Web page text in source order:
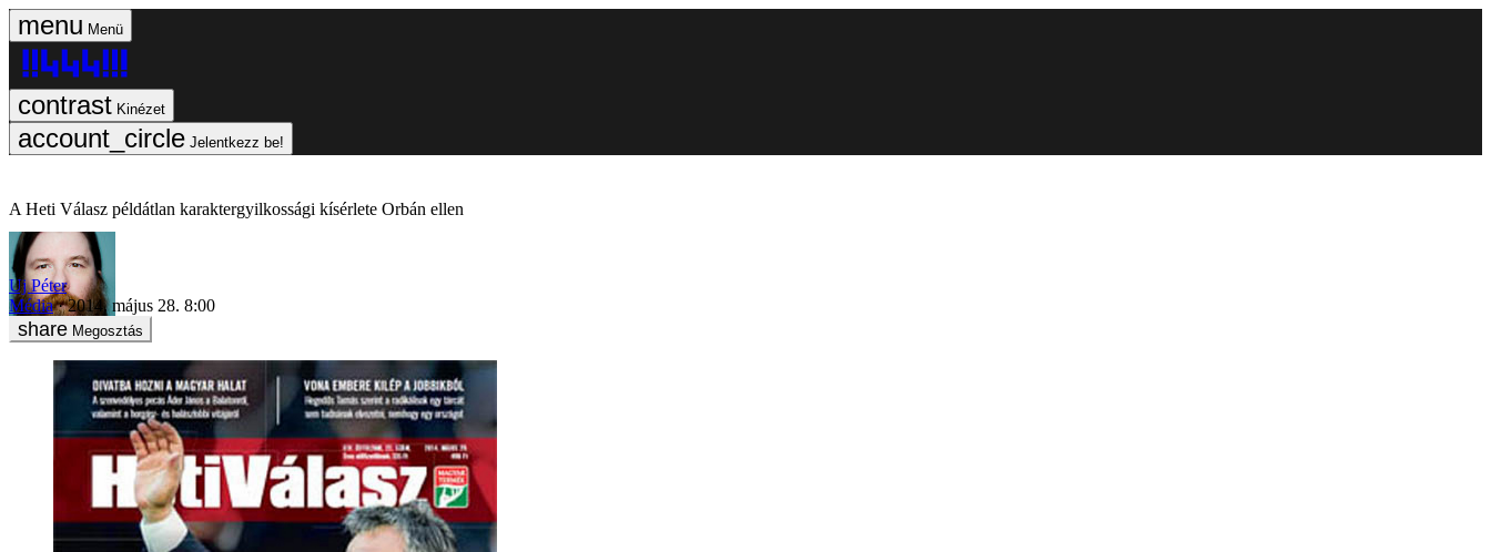
Menü
Kinézet
Jelentkezz be!
A Heti Válasz példátlan karaktergyilkossági kísérlete Orbán ellen
Uj Péter
Média
2014. május 28. 8:00
Megosztás